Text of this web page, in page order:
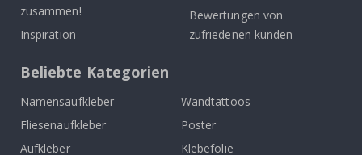
zusammen!
Inspiration
Bewertungen von
zufriedenen kunden
Beliebte Kategorien
Namensaufkleber
Wandtattoos
Fliesenaufkleber
Poster
Aufkleber
Klebefolie